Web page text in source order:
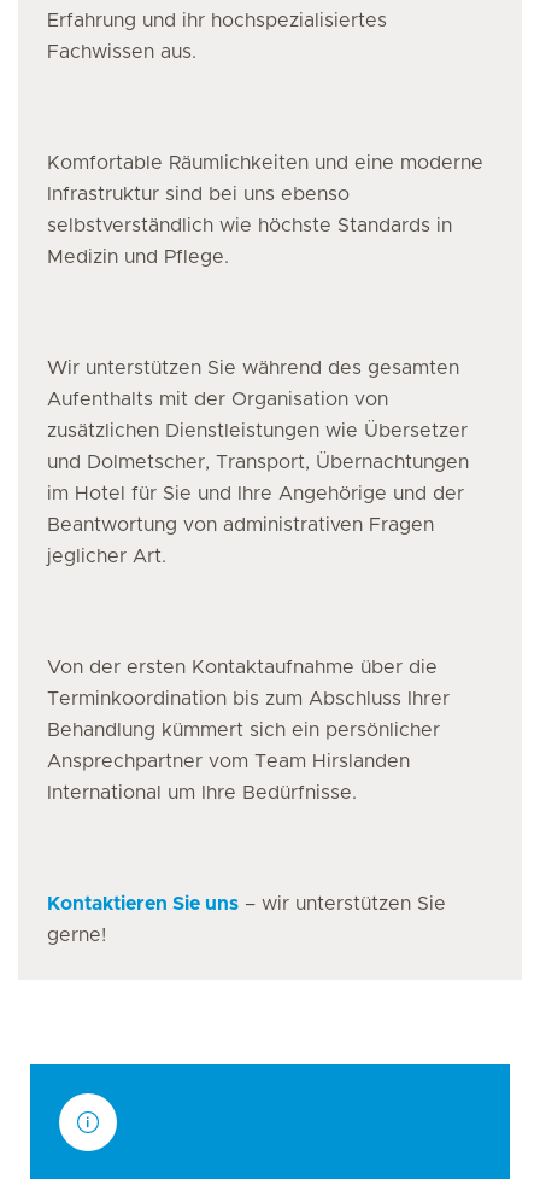
Erfahrung und ihr hochspezialisiertes
Fachwissen aus.
Komfortable Räumlichkeiten und eine moderne
Infrastruktur sind bei uns ebenso
selbstverständlich wie höchste Standards in
Medizin und Pflege.
Wir unterstützen Sie während des gesamten
Aufenthalts mit der Organisation von
zusätzlichen Dienstleistungen wie Übersetzer
und Dolmetscher, Transport, Übernachtungen
im Hotel für Sie und Ihre Angehörige und der
Beantwortung von administrativen Fragen
jeglicher Art.
Von der ersten Kontaktaufnahme über die
Terminkoordination bis zum Abschluss Ihrer
Behandlung kümmert sich ein persönlicher
Ansprechpartner vom Team Hirslanden
International um Ihre Bedürfnisse.
Kontaktieren Sie uns – wir unterstützen Sie
gerne!